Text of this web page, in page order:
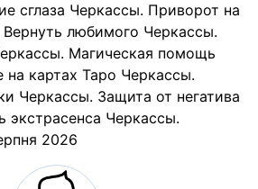
сглаза Черкассы. Приворот на
любимого Черкассы.
Магическая помощь
на картах Таро Черкассы.
Черкассы. Защита от негатива
Черкассы.
2026